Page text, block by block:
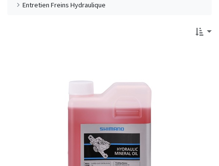
Entretien Freins Hydraulique